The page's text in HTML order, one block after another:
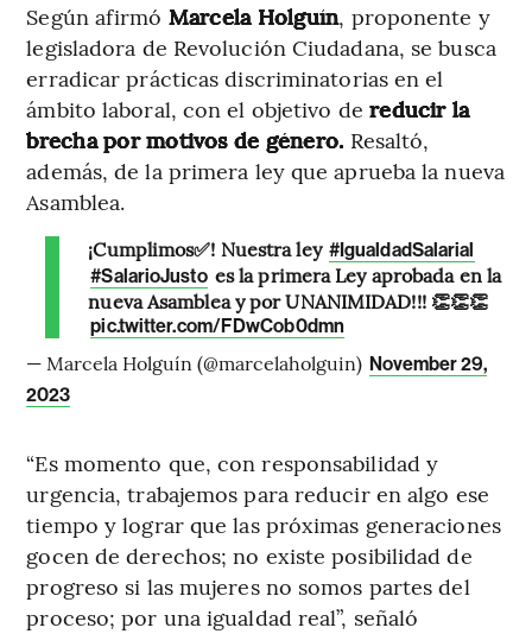
Según afirmó Marcela Holguín, proponente y
legisladora de Revolución Ciudadana, se busca
erradicar prácticas discriminatorias en el
ámbito laboral, con el objetivo de reducir la
brecha por motivos de género. Resaltó,
además, de la primera ley que aprueba la nueva
Asamblea.
¡Cumplimos✅! Nuestra ley #IgualdadSalarial
#SalarioJusto es la primera Ley aprobada en la
nueva Asamblea y por UNANIMIDAD!!! 👏👏👏
pic.twitter.com/FDwCob0dmn
— Marcela Holguín (@marcelaholguin) November 29,
2023
“Es momento que, con responsabilidad y
urgencia, trabajemos para reducir en algo ese
tiempo y lograr que las próximas generaciones
gocen de derechos; no existe posibilidad de
progreso si las mujeres no somos partes del
proceso; por una igualdad real”, señaló